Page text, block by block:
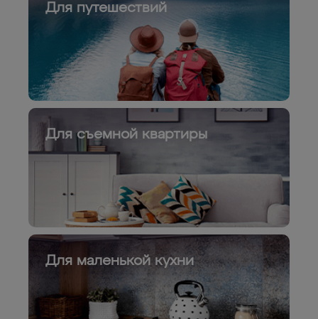
Для путешествий
Для съемной квартиры
Для маленькой кухни